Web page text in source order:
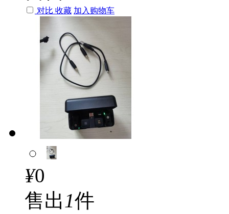
对比 收藏 加入购物车
¥0
售出1件